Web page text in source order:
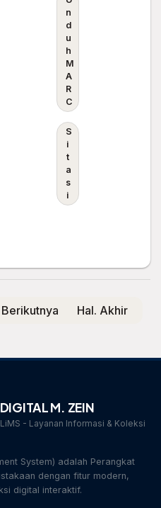
n
d
u
h
M
A
R
C
S
i
t
a
s
i
Berikutnya Hal. Akhir
M. ZEIN
- Layanan Informasi & Koleksi
System) adalah Perangkat
dengan fitur modern,
digital interaktif.